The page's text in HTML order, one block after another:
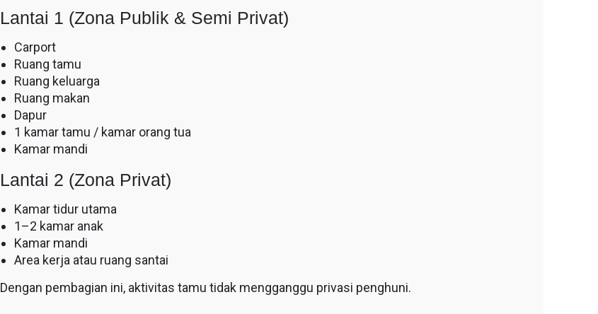
Lantai 1 (Zona Publik & Semi Privat)
Carport
Ruang tamu
Ruang keluarga
Ruang makan
Dapur
1 kamar tamu / kamar orang tua
Kamar mandi
Lantai 2 (Zona Privat)
Kamar tidur utama
1–2 kamar anak
Kamar mandi
Area kerja atau ruang santai
Dengan pembagian ini, aktivitas tamu tidak mengganggu privasi penghuni.